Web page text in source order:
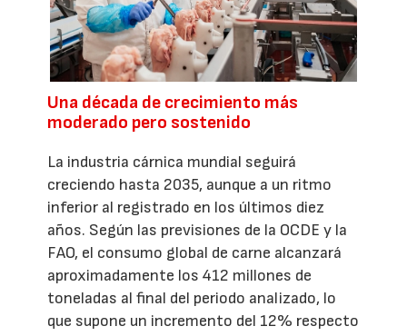
Una década de crecimiento más
moderado pero sostenido
La industria cárnica mundial seguirá
creciendo hasta 2035, aunque a un ritmo
inferior al registrado en los últimos diez
años. Según las previsiones de la OCDE y la
FAO, el consumo global de carne alcanzará
aproximadamente los 412 millones de
toneladas al final del periodo analizado, lo
que supone un incremento del 12% respecto